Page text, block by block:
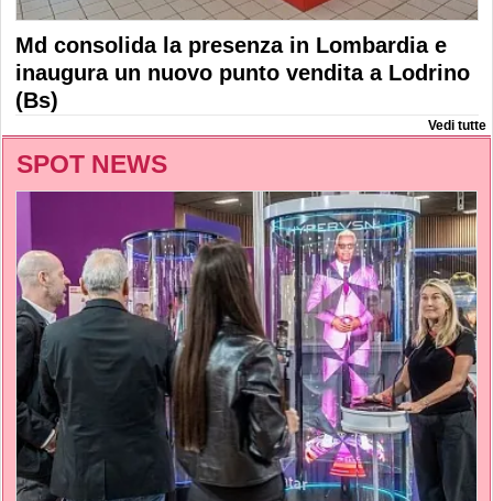
Md consolida la presenza in Lombardia e
inaugura un nuovo punto vendita a Lodrino
(Bs)
Vedi tutte
SPOT NEWS